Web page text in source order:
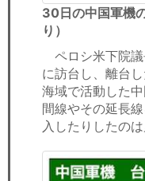
30日の中国軍機
り）
ペロシ米下院
に訪台し、離台
海域で活動した
間線やその延長
入したりしたの